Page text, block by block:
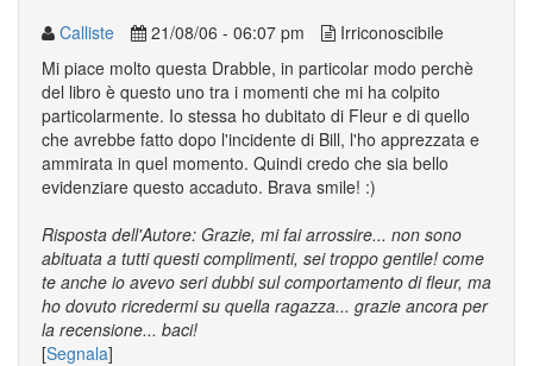
Calliste 21/08/06 - 06:07 pm
Irriconoscibile
Mi piace molto questa Drabble, in particolar modo perchè
del libro è questo uno tra i momenti che mi ha colpito
particolarmente. Io stessa ho dubitato di Fleur e di quello
che avrebbe fatto dopo l'incidente di Bill, l'ho apprezzata e
ammirata in quel momento. Quindi credo che sia bello
evidenziare questo accaduto. Brava smile! :)
Risposta dell'Autore: Grazie, mi fai arrossire... non sono
abituata a tutti questi complimenti, sei troppo gentile! come
te anche io avevo seri dubbi sul comportamento di fleur, ma
ho dovuto ricredermi su quella ragazza... grazie ancora per
la recensione... baci!
[Segnala]